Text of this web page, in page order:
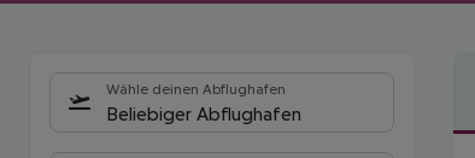
Wähle deinen Abflughafen
Beliebiger Abflughafen